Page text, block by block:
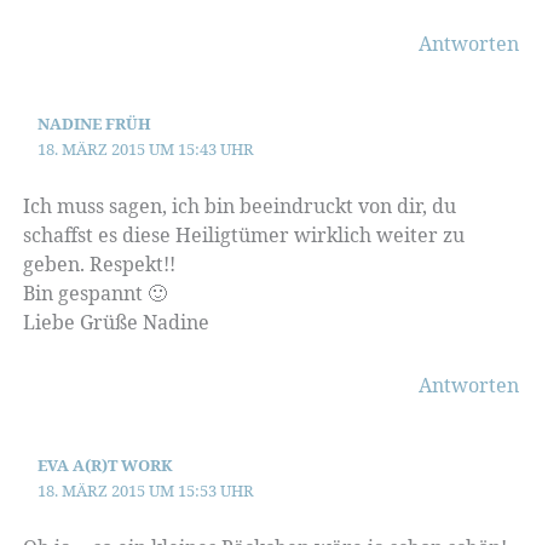
Antworten
NADINE FRÜH
18. MÄRZ 2015 UM 15:43 UHR
Ich muss sagen, ich bin beeindruckt von dir, du
schaffst es diese Heiligtümer wirklich weiter zu
geben. Respekt!!
Bin gespannt 🙂
Liebe Grüße Nadine
Antworten
EVA A(R)T WORK
18. MÄRZ 2015 UM 15:53 UHR